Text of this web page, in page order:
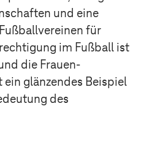
und eine
für
im Fußball ist
die Frauen-
glänzendes Beispiel
des